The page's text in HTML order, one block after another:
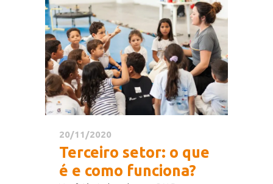
20/11/2020
Terceiro setor: o que
é e como funciona?